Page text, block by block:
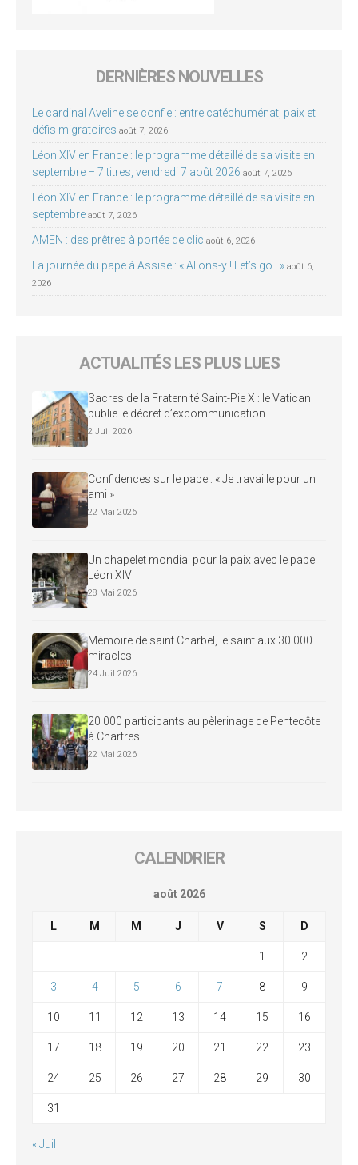
DERNIÈRES NOUVELLES
Le cardinal Aveline se confie : entre catéchuménat, paix et
défis migratoires août 7, 2026
Léon XIV en France : le programme détaillé de sa visite en
septembre – 7 titres, vendredi 7 août 2026 août 7, 2026
Léon XIV en France : le programme détaillé de sa visite en
septembre août 7, 2026
AMEN : des prêtres à portée de clic août 6, 2026
La journée du pape à Assise : « Allons-y ! Let’s go ! » août 6,
2026
ACTUALITÉS LES PLUS LUES
Sacres de la Fraternité Saint-Pie X : le Vatican
publie le décret d’excommunication
2 Juil 2026
Confidences sur le pape : « Je travaille pour un
ami »
22 Mai 2026
Un chapelet mondial pour la paix avec le pape
Léon XIV
28 Mai 2026
Mémoire de saint Charbel, le saint aux 30 000
miracles
24 Juil 2026
20 000 participants au pèlerinage de Pentecôte
à Chartres
22 Mai 2026
CALENDRIER
août 2026
L M M J V S D
1 2
3 4 5 6 7 8 9
10 11 12 13 14 15 16
17 18 19 20 21 22 23
24 25 26 27 28 29 30
31
« Juil